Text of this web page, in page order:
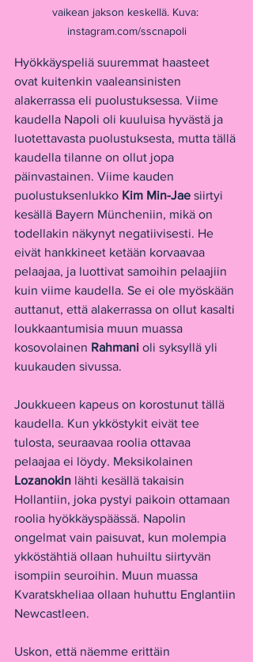
vaikean jakson keskellä. Kuva:
instagram.com/sscnapoli
Hyökkäyspeliä suuremmat haasteet
ovat kuitenkin vaaleansinisten
alakerrassa eli puolustuksessa. Viime
kaudella Napoli oli kuuluisa hyvästä ja
luotettavasta puolustuksesta, mutta tällä
kaudella tilanne on ollut jopa
päinvastainen. Viime kauden
puolustuksenlukko Kim Min-Jae siirtyi
kesällä Bayern Müncheniin, mikä on
todellakin näkynyt negatiivisesti. He
eivät hankkineet ketään korvaavaa
pelaajaa, ja luottivat samoihin pelaajiin
kuin viime kaudella. Se ei ole myöskään
auttanut, että alakerrassa on ollut kasalti
loukkaantumisia muun muassa
kosovolainen Rahmani oli syksyllä yli
kuukauden sivussa.
Joukkueen kapeus on korostunut tällä
kaudella. Kun ykköstykit eivät tee
tulosta, seuraavaa roolia ottavaa
pelaajaa ei löydy. Meksikolainen
Lozanokin lähti kesällä takaisin
Hollantiin, joka pystyi paikoin ottamaan
roolia hyökkäyspäässä. Napolin
ongelmat vain paisuvat, kun molempia
ykköstähtiä ollaan huhuiltu siirtyvän
isompiin seuroihin. Muun muassa
Kvaratskheliaa ollaan huhuttu Englantiin
Newcastleen.
Uskon, että näemme erittäin